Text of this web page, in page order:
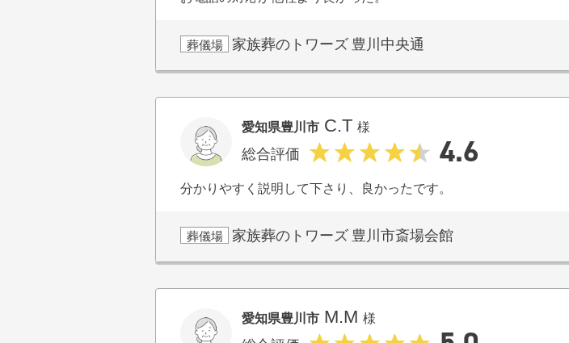
葬儀場 家族葬のトワーズ 豊川中央通
愛知県豊川市 C.T 様
総合評価 4.6
分かりやすく説明して下さり、良かったです。
葬儀場 家族葬のトワーズ 豊川市斎場会館
愛知県豊川市 M.M 様